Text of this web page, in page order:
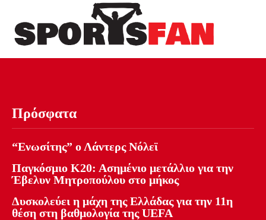
Πρόσφατα
“Ενωσίτης” ο Λάντερς Νόλεϊ
Παγκόσμιο Κ20: Ασημένιο μετάλλιο για την
Έβελυν Μητροπούλου στο μήκος
Δυσκολεύει η μάχη της Ελλάδας για την 11η
θέση στη βαθμολογία της UEFA